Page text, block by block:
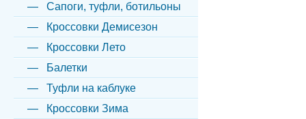
Сапоги, туфли, ботильоны
Кроссовки Демисезон
Кроссовки Лето
Балетки
Туфли на каблуке
Кроссовки Зима